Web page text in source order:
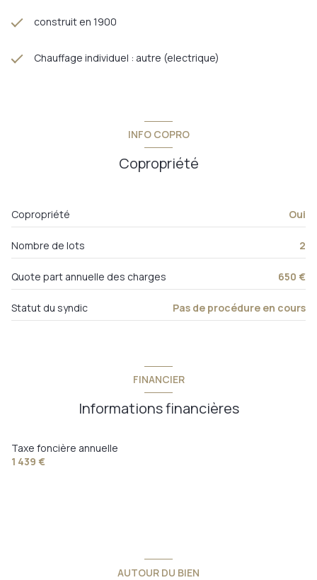
construit en 1900
Chauffage individuel : autre (electrique)
INFO COPRO
Copropriété
Copropriété Oui
Nombre de lots 2
Quote part annuelle des charges 650 €
Statut du syndic Pas de procédure en cours
FINANCIER
Informations financières
Taxe foncière annuelle
1 439 €
AUTOUR DU BIEN